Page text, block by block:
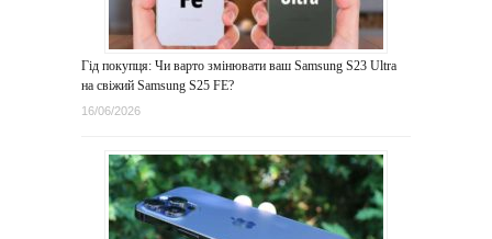
Гід покупця: Чи варто змінювати ваш Samsung S23 Ultra
на свіжий Samsung S25 FE?
16/06/2026